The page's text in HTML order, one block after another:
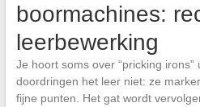
boormachines:
leerbewerking
Je hoort soms over “pricking
doordringen het leer niet: ze
fijne punten. Het gat wordt